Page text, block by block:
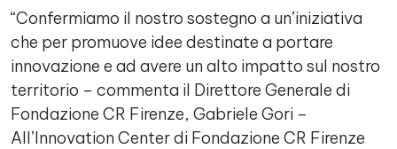
“Confermiamo il nostro sostegno a un’iniziativa
che per promuove idee destinate a portare
innovazione e ad avere un alto impatto sul nostro
territorio – commenta il Direttore Generale di
Fondazione CR Firenze, Gabriele Gori –
All’Innovation Center di Fondazione CR Firenze